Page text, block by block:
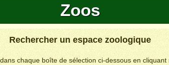
Zoos
Rechercher un espace zoologique
chaque boîte de sélection ci-dessous en